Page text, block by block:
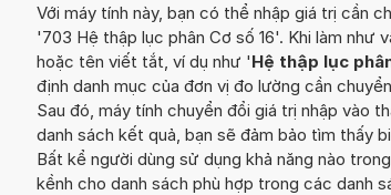
Với máy tính này, bạn có thể nhập giá trị cần
'703 Hệ thập lục phân Cơ số 16'. Khi làm như
hoặc tên viết tắt, ví dụ như 'Hệ thập lục
định danh mục của đơn vị đo lường cần
Sau đó, máy tính chuyển đổi giá trị nhập vào
danh sách kết quả, bạn sẽ đảm bảo tìm thấy
Bất kể người dùng sử dụng khả năng nào
kềnh cho danh sách phù hợp trong các danh